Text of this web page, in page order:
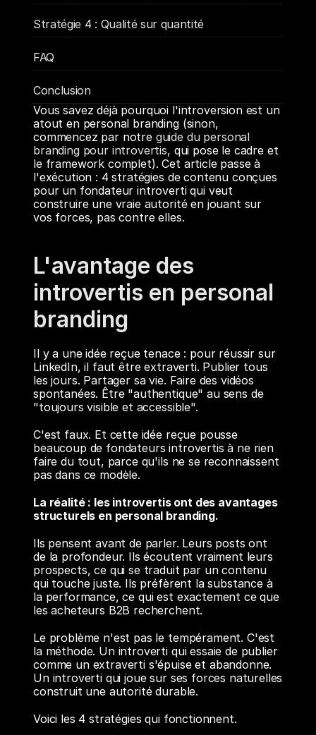
Stratégie 4 : Qualité sur quantité
FAQ
Conclusion
Vous savez déjà pourquoi l'introversion est un
atout en personal branding (sinon,
commencez par notre guide du personal
branding pour introvertis, qui pose le cadre et
le framework complet). Cet article passe à
l'exécution : 4 stratégies de contenu conçues
pour un fondateur introverti qui veut
construire une vraie autorité en jouant sur
vos forces, pas contre elles.
L'avantage des
introvertis en personal
branding
Il y a une idée reçue tenace : pour réussir sur
LinkedIn, il faut être extraverti. Publier tous
les jours. Partager sa vie. Faire des vidéos
spontanées. Être "authentique" au sens de
"toujours visible et accessible".
C'est faux. Et cette idée reçue pousse
beaucoup de fondateurs introvertis à ne rien
faire du tout, parce qu'ils ne se reconnaissent
pas dans ce modèle.
La réalité : les introvertis ont des avantages
structurels en personal branding.
Ils pensent avant de parler. Leurs posts ont
de la profondeur. Ils écoutent vraiment leurs
prospects, ce qui se traduit par un contenu
qui touche juste. Ils préfèrent la substance à
la performance, ce qui est exactement ce que
les acheteurs B2B recherchent.
Le problème n'est pas le tempérament. C'est
la méthode. Un introverti qui essaie de publier
comme un extraverti s'épuise et abandonne.
Un introverti qui joue sur ses forces naturelles
construit une autorité durable.
Voici les 4 stratégies qui fonctionnent.